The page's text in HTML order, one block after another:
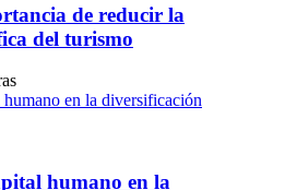
de reducir la
del turismo
humano en la